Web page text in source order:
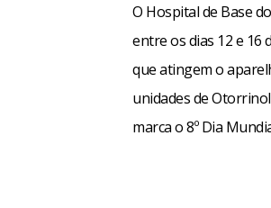
O Hospital de Base
entre os dias 12 e 16
que atingem o
unidades de
marca o 8º Dia